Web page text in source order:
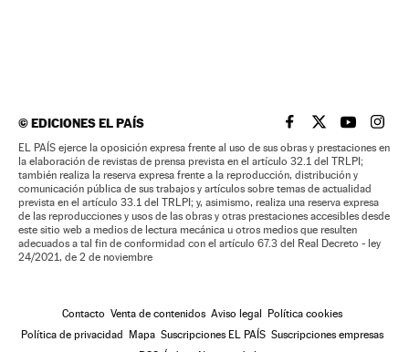
©EDICIONES EL PAÍS EL PAÍS BRASIL EN
EL PAÍSEL PAÍS
EL
EL PAÍS ejerce la oposición expresa frente al uso de sus obras y prestaciones en
la elaboración de revistas de prensa prevista en el artículo 32.1 del TRLPI;
también realiza la reserva expresa frente a la reproducción, distribución y
comunicación pública de sus trabajos y artículos sobre temas de actualidad
prevista en el artículo 33.1 del TRLPI; y, asimismo, realiza una reserva expresa
de las reproducciones y usos de las obras y otras prestaciones accesibles desde
este sitio web a medios de lectura mecánica u otros medios que resulten
adecuados a tal fin de conformidad con el artículo 67.3 del Real Decreto - ley
24/2021, de 2 de noviembre
Contacto Venta de contenidos Aviso legal
Política cookies
Política de privacidad
Mapa Suscripciones EL PAÍS Suscripciones empresas